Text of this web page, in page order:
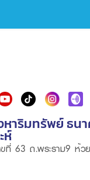
าริมทรัพย์ ธนา
ห์
ที่ 63 ถ.พระราม9 ห้ว